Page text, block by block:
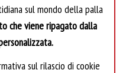
sul mondo della palla
che viene ripagato dalla
sul rilascio di cookie